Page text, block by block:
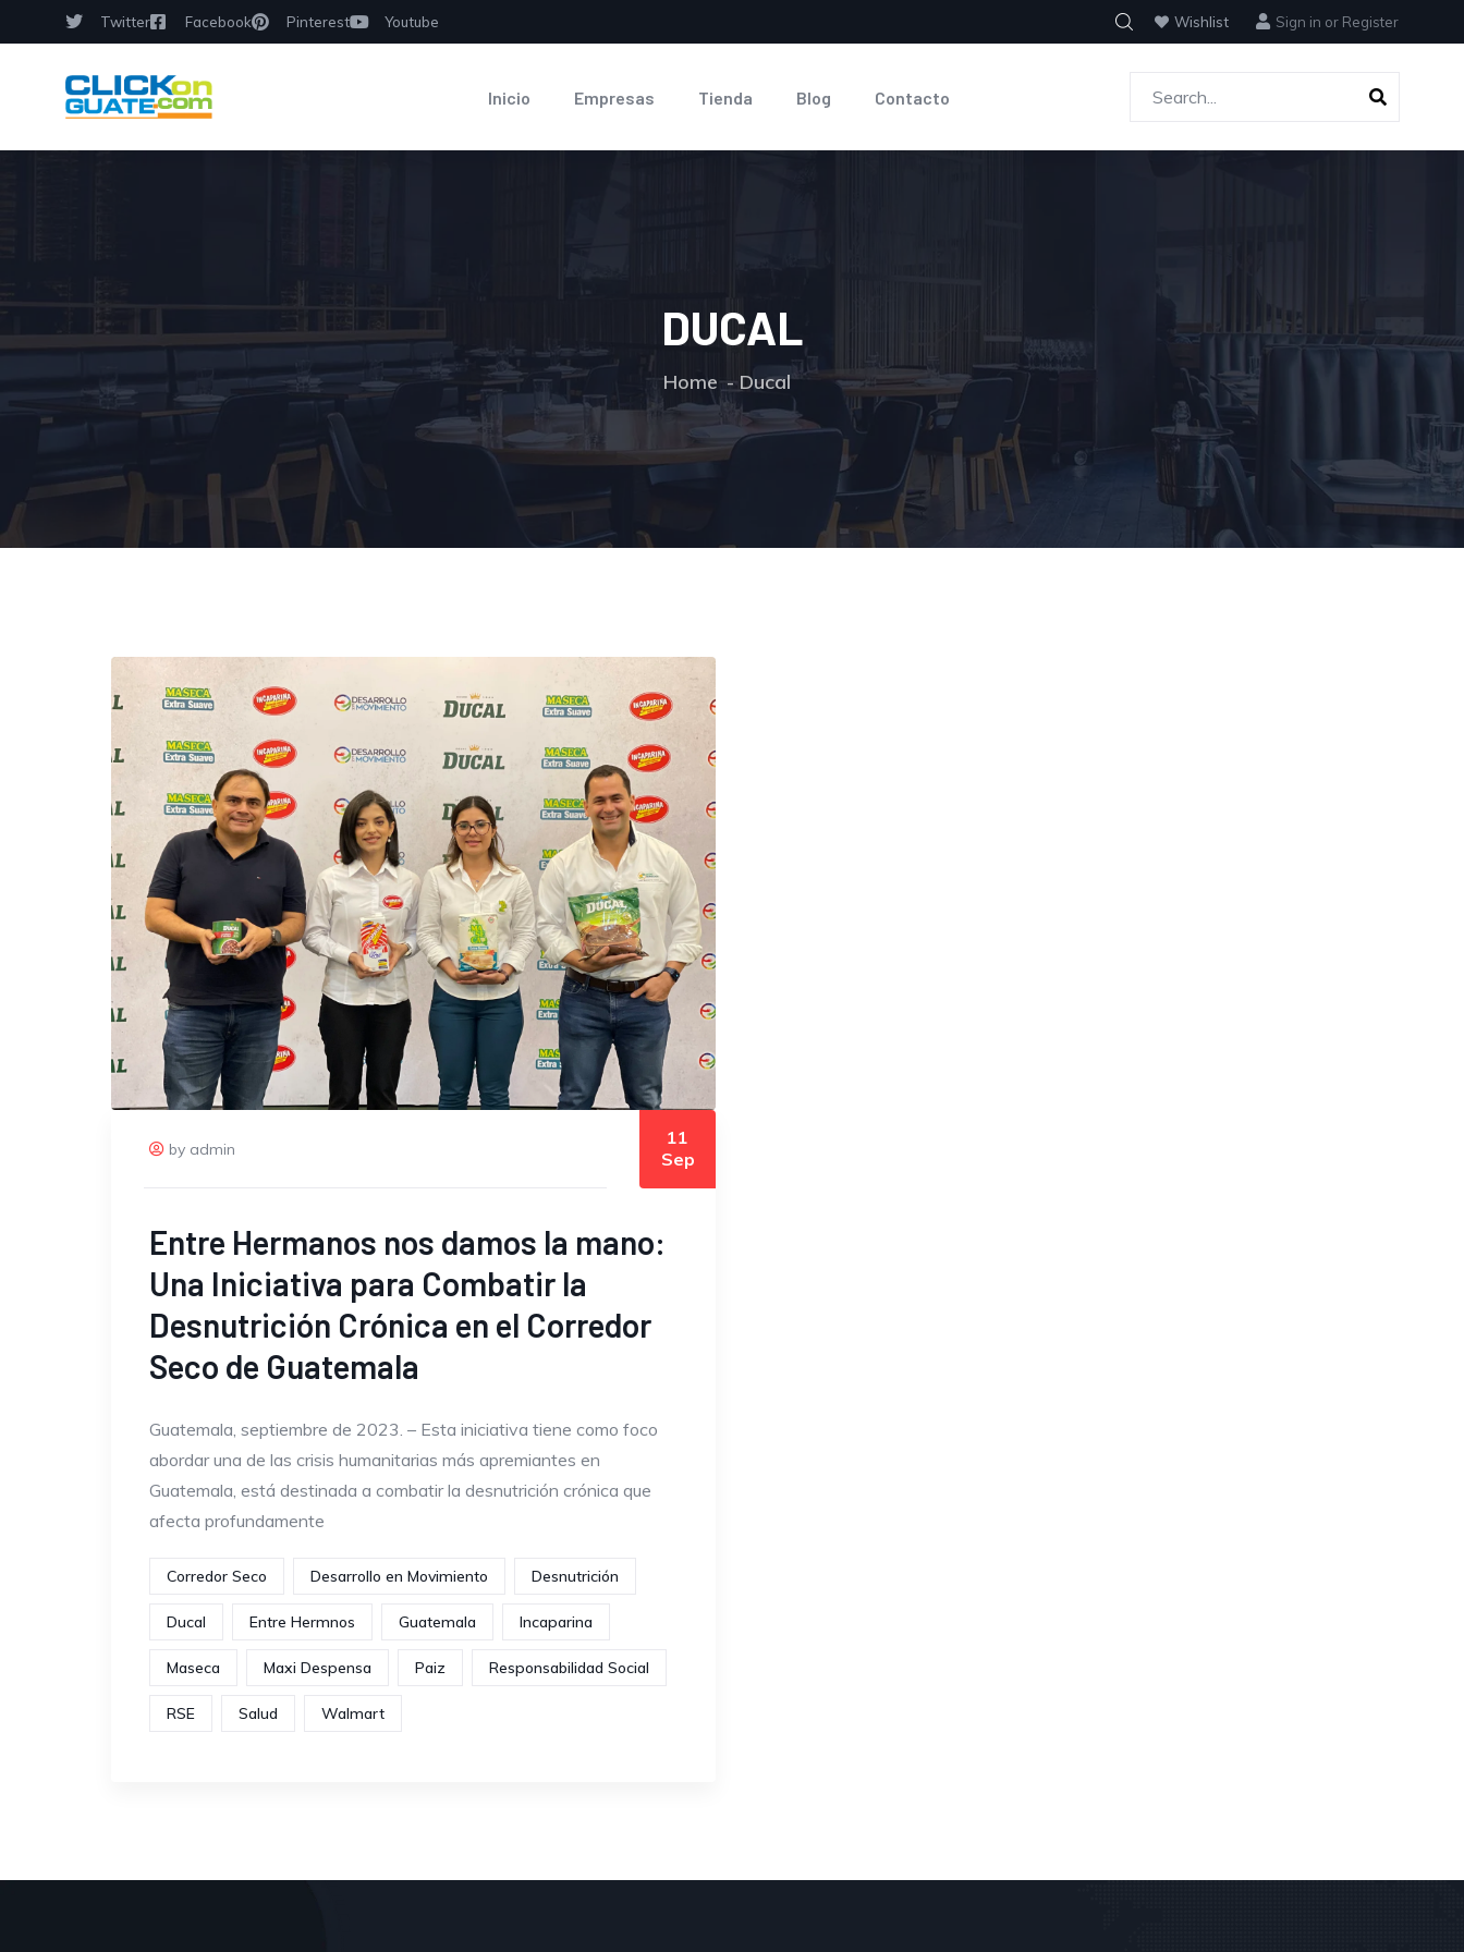
Twitter Facebook Pinterest Youtube Wishlist Sign in or Register
Inicio Empresas Tienda Blog Contacto
DUCAL
Home Ducal
by admin
11
Sep
Entre Hermanos nos damos la mano:
Una Iniciativa para Combatir la
Desnutrición Crónica en el Corredor
Seco de Guatemala
Guatemala, septiembre de 2023. – Esta iniciativa tiene como foco
abordar una de las crisis humanitarias más apremiantes en
Guatemala, está destinada a combatir la desnutrición crónica que
afecta profundamente
Corredor Seco Desarrollo en Movimiento Desnutrición
Ducal Entre Hermnos Guatemala Incaparina
Maseca Maxi Despensa Paiz Responsabilidad Social
RSE Salud Walmart